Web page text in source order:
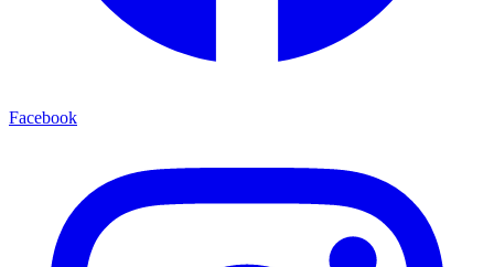
Facebook